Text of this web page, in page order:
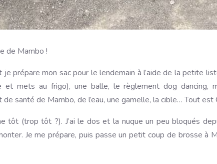
de Mambo !
je prépare mon sac pour le lendemain à l’aide de la petite
mets au frigo), une balle, le règlement dog dancing,
de santé de Mambo, de l’eau, une gamelle, la cible… Tout est
tôt (trop tôt ?). J’ai le dos et la nuque un peu bloqués
Je me prépare, puis passe un petit coup de brosse à